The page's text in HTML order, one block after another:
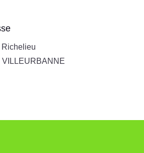
Richelieu
VILLEURBANNE